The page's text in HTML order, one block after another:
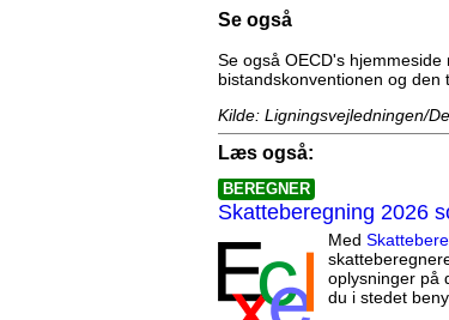
Se også
Se også OECD's
bistandskonventionen og
Kilde: Ligningsvejledningen/
Læs også:
BEREGNER
Skatteberegning 2026
Med
oplysninger på
du i stedet